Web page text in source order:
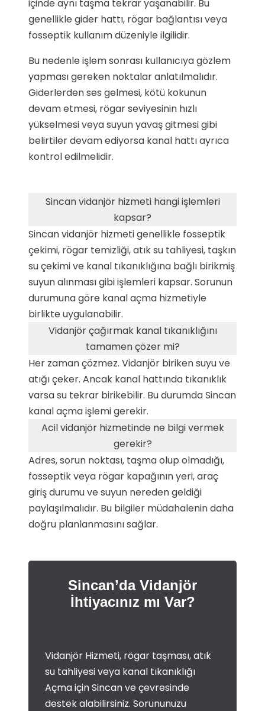
içinde aynı taşma tekrar yaşanabilir. Bu
genellikle gider hattı, rögar bağlantısı veya
fosseptik kullanım düzeniyle ilgilidir.
Bu nedenle işlem sonrası kullanıcıya gözlem
yapması gereken noktalar anlatılmalıdır.
Giderlerden ses gelmesi, kötü kokunun
devam etmesi, rögar seviyesinin hızlı
yükselmesi veya suyun yavaş gitmesi gibi
belirtiler devam ediyorsa kanal hattı ayrıca
kontrol edilmelidir.
Sincan vidanjör hizmeti hangi işlemleri
kapsar?
Sincan vidanjör hizmeti genellikle fosseptik
çekimi, rögar temizliği, atık su tahliyesi, taşkın
su çekimi ve kanal tıkanıklığına bağlı birikmiş
suyun alınması gibi işlemleri kapsar. Sorunun
durumuna göre kanal açma hizmetiyle
birlikte uygulanabilir.
Vidanjör çağırmak kanal tıkanıklığını
tamamen çözer mi?
Her zaman çözmez. Vidanjör biriken suyu ve
atığı çeker. Ancak kanal hattında tıkanıklık
varsa su tekrar birikebilir. Bu durumda Sincan
kanal açma işlemi gerekir.
Acil vidanjör hizmetinde ne bilgi vermek
gerekir?
Adres, sorun noktası, taşma olup olmadığı,
fosseptik veya rögar kapağının yeri, araç
giriş durumu ve suyun nereden geldiği
paylaşılmalıdır. Bu bilgiler müdahalenin daha
doğru planlanmasını sağlar.
Sincan’da Vidanjör
İhtiyacınız mı Var?
Vidanjör Hizmeti, rögar taşması, atık
su tahliyesi veya kanal tıkanıklığı
Açma için Sincan ve çevresinde
destek alabilirsiniz. Sorununuzu